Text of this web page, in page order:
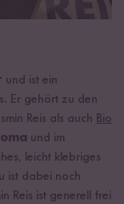
und ist ein
Er gehört zu den
Reis als auch Bio
und im
leicht klebriges
ist dabei noch
Reis ist generell frei